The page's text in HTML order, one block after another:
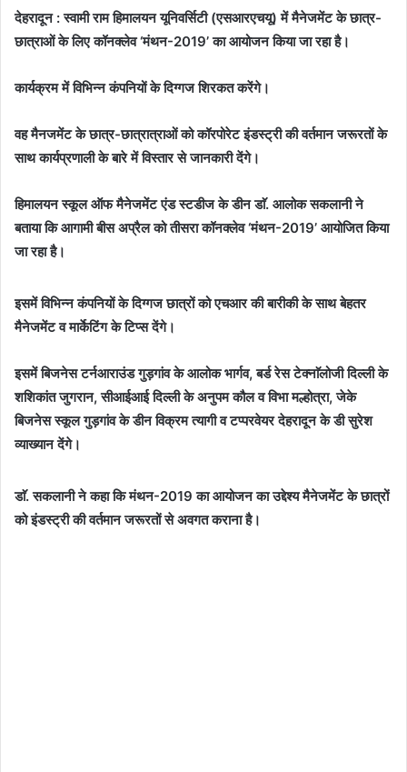
देहरादून : स्वामी राम हिमालयन यूनिवर्सिटी (एसआरएचयू) में मैनेजमेंट के छात्र-
छात्राओं के लिए कॉनक्लेव ‘मंथन-2019’ का आयोजन किया जा रहा है।
कार्यक्रम में विभिन्न कंपनियों के दिग्गज शिरकत करेंगे।
वह मैनजमेंट के छात्र-छात्रात्राओं को कॉरपोरेट इंडस्ट्री की वर्तमान जरूरतों के
साथ कार्यप्रणाली के बारे में विस्तार से जानकारी देंगे।
हिमालयन स्कूल ऑफ मैनेजमेंट एंड स्टडीज के डीन डाॅ. आलोक सकलानी ने
बताया कि आगामी बीस अप्रैल को तीसरा कॉनक्लेव ‘मंथन-2019’ आयोजित किया
जा रहा है।
इसमें विभिन्न कंपनियों के दिग्गज छात्रों को एचआर की बारीकी के साथ बेहतर
मैनेजमेंट व मार्केटिंग के टिप्स देंगे।
इसमें बिजनेस टर्नआराउंड गुड़गांव के आलोक भार्गव, बर्ड रेस टेक्नाॅलोजी दिल्ली के
शशिकांत जुगरान, सीआईआई दिल्ली के अनुपम कौल व विभा मल्होत्रा, जेके
बिजनेस स्कूल गुड़गांव के डीन विक्रम त्यागी व टप्परवेयर देहरादून के डी सुरेश
व्याख्यान देंगे।
डाॅ. सकलानी ने कहा कि मंथन-2019 का आयोजन का उद्देश्य मैनेजमेंट के छात्रों
को इंडस्ट्री की वर्तमान जरूरतों से अवगत कराना है।